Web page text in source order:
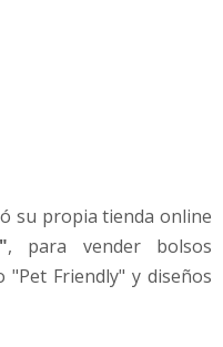
su propia tienda online
, para vender bolsos
"Pet Friendly" y diseños